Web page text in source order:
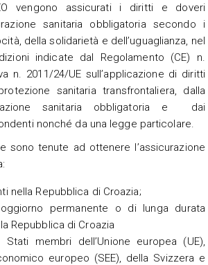
vengono assicurati i diritti e doveri
sanitaria obbligatoria secondo i
della solidarietà e dell’uguaglianza, nel
indicate dal Regolamento (CE) n.
n. 2011/24/UE sull’applicazione di diritti
sanitaria transfrontaliera, dalla
sanitaria obbligatoria e dai
nonché da una legge particolare.
sono tenute ad ottenere l’assicurazione
nella Repubblica di Croazia;
permanente o di lunga durata
Repubblica di Croazia
membri dell’Unione europea (UE),
europeo (SEE), della Svizzera e